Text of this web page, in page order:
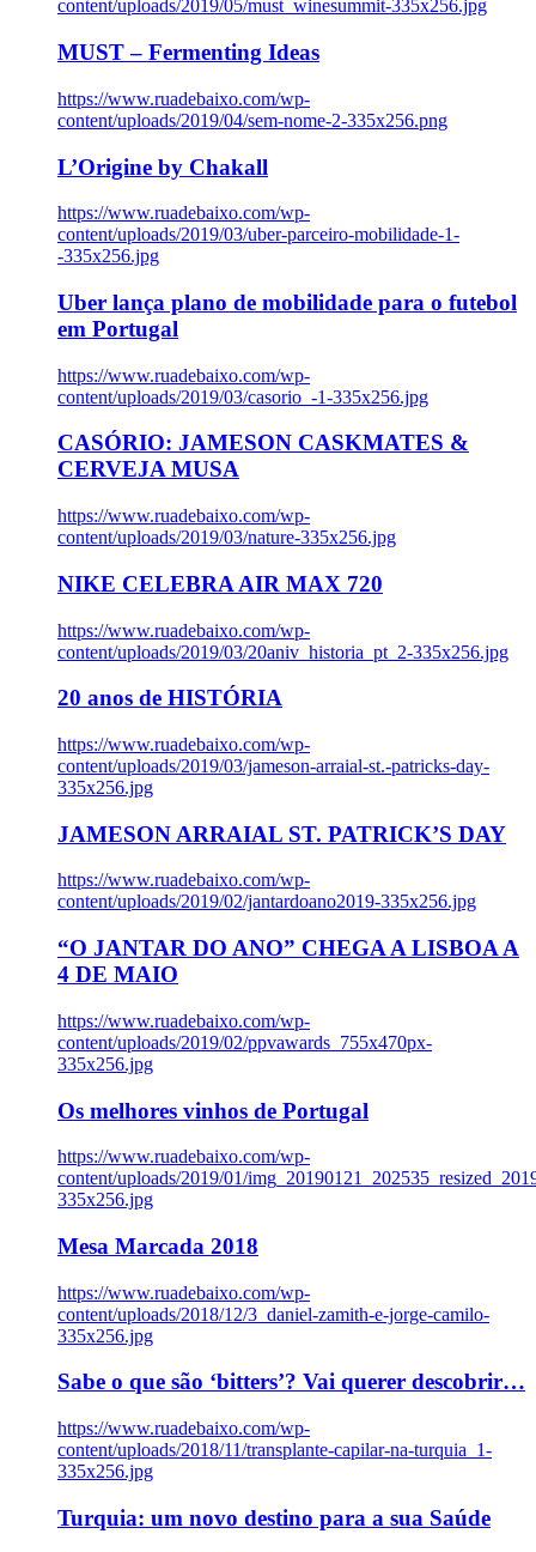
content/uploads/2019/05/must_winesummit-335x256.jpg
MUST – Fermenting Ideas
https://www.ruadebaixo.com/wp-
content/uploads/2019/04/sem-nome-2-335x256.png
L’Origine by Chakall
https://www.ruadebaixo.com/wp-
content/uploads/2019/03/uber-parceiro-mobilidade-1-
-335x256.jpg
Uber lança plano de mobilidade para o futebol
em Portugal
https://www.ruadebaixo.com/wp-
content/uploads/2019/03/casorio_-1-335x256.jpg
CASÓRIO: JAMESON CASKMATES &
CERVEJA MUSA
https://www.ruadebaixo.com/wp-
content/uploads/2019/03/nature-335x256.jpg
NIKE CELEBRA AIR MAX 720
https://www.ruadebaixo.com/wp-
content/uploads/2019/03/20aniv_historia_pt_2-335x256.jpg
20 anos de HISTÓRIA
https://www.ruadebaixo.com/wp-
content/uploads/2019/03/jameson-arraial-st.-patricks-day-
335x256.jpg
JAMESON ARRAIAL ST. PATRICK’S DAY
https://www.ruadebaixo.com/wp-
content/uploads/2019/02/jantardoano2019-335x256.jpg
“O JANTAR DO ANO” CHEGA A LISBOA A
4 DE MAIO
https://www.ruadebaixo.com/wp-
content/uploads/2019/02/ppvawards_755x470px-
335x256.jpg
Os melhores vinhos de Portugal
https://www.ruadebaixo.com/wp-
content/uploads/2019/01/
335x256.jpg
Mesa Marcada 2018
https://www.ruadebaixo.com/wp-
content/uploads/2018/12/3_daniel-zamith-e-jorge-camilo-
335x256.jpg
Sabe o que são ‘bitters’? Vai querer descobrir…
https://www.ruadebaixo.com/wp-
content/uploads/2018/11/transplante-capilar-na-turquia_1-
335x256.jpg
Turquia: um novo destino para a sua Saúde